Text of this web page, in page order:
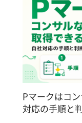
Pマークはコ
対応の手順と